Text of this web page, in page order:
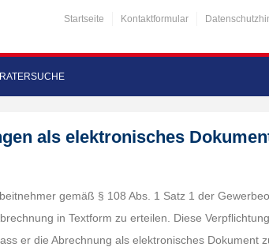
Startseite Kontaktformular
als elektronisches
gemäß § 108 Abs. 1 Satz 1 der
in Textform zu erteilen. Diese
er die Abrechnung als elektronisches Dokument